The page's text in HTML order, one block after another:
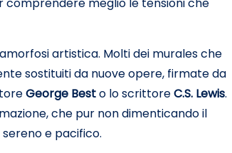
artistica. Molti dei murales che
sostituiti da nuove opere, firmate da
George Besto lo scrittoreC.S. Lewis.
che pur non dimenticando il
e pacifico.